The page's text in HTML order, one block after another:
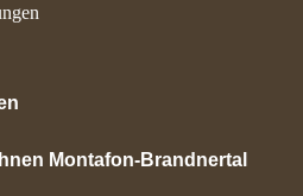
Montafon-Brandnertal